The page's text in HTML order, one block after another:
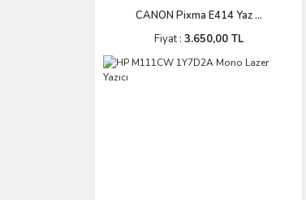
CANON Pixma E414 Yaz ...
Fiyat : 3.650,00 TL